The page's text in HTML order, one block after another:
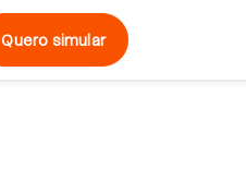
Quero simular